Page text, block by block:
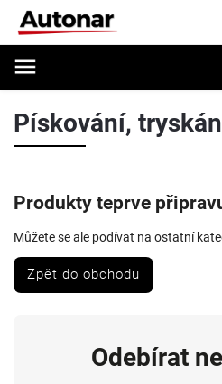
Pískování,
Produkty teprve
Můžete se ale podívat na ostatní
Zpět do obchodu
Odebírat